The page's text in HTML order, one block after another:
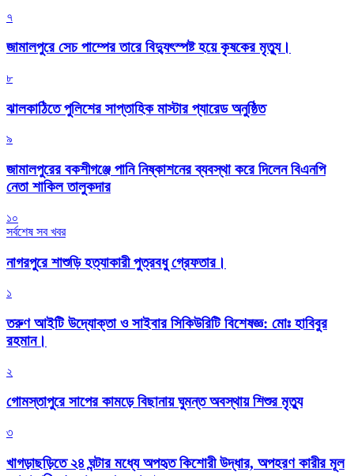
৭
জামালপুরে সেচ পাম্পের তারে বিদ্যুৎস্পষ্ট হয়ে কৃষকের মৃত্যু।
৮
‎ঝালকাঠিতে পুলিশের সাপ্তাহিক মাস্টার প্যারেড অনুষ্ঠিত
৯
জামালপুরের বকশীগঞ্জে পানি নিষ্কাশনের ব্যবস্থা করে দিলেন বিএনপি
নেতা শাকিল তালুকদার
১০
সর্বশেষ সব খবর
নাগরপুরে শাশুড়ি হত্যাকারী পুত্রবধু গ্রেফতার।
১
তরুণ আইটি উদ্যোক্তা ও সাইবার সিকিউরিটি বিশেষজ্ঞ: মোঃ হাবিবুর
রহমান।
২
গোমস্তাপুরে সাপের কামড়ে বিছানায় ঘুমন্ত অবস্থায় শিশুর মৃত্যু
৩
খাগড়াছড়িতে ২৪ ঘন্টার মধ্যে অপহৃত কিশোরী উদ্ধার, অপহরণ কারীর মূল